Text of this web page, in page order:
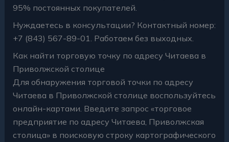
95% постоянных покупателей.
Нуждаетесь в консультации? Контактный номер:
+7 (843) 567-89-01. Работаем без выходных.
Как найти торговую точку по адресу Читаева в
Приволжской столице
Для обнаружения торговой точки по адресу
Читаева в Приволжской столице воспользуйтесь
онлайн-картами. Введите запрос «торговое
предприятие по адресу Читаева, Приволжская
столица» в поисковую строку картографического